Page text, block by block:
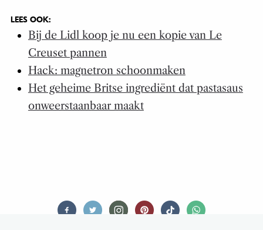
LEES OOK:
Bij de Lidl koop je nu een kopie van Le
Creuset pannen
Hack: magnetron schoonmaken
Het geheime Britse ingrediënt dat pastasaus
onweerstaanbaar maakt